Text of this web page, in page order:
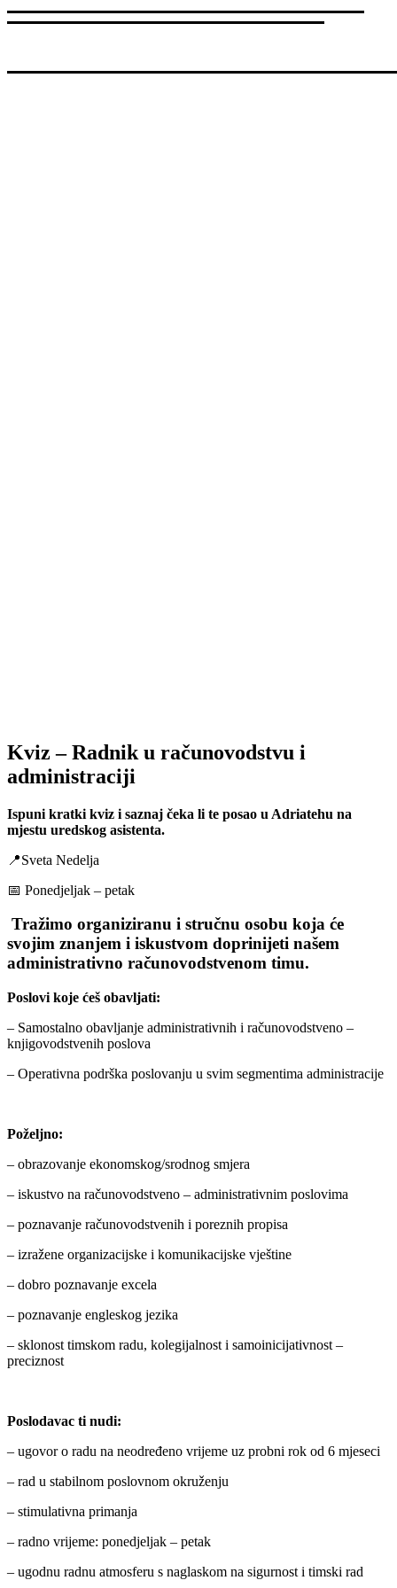
Kviz – Radnik u računovodstvu i
administraciji
Ispuni kratki kviz i saznaj čeka li te posao u Adriatehu na
mjestu uredskog asistenta.
📍Sveta Nedelja
📅 Ponedjeljak – petak
Tražimo organiziranu i stručnu osobu koja će
svojim znanjem i iskustvom doprinijeti našem
administrativno računovodstvenom timu.
Poslovi koje ćeš obavljati:
– Samostalno obavljanje administrativnih i računovodstveno –
knjigovodstvenih poslova
– Operativna podrška poslovanju u svim segmentima administracije
Poželjno:
– obrazovanje ekonomskog/srodnog smjera
– iskustvo na računovodstveno – administrativnim poslovima
– poznavanje računovodstvenih i poreznih propisa
– izražene organizacijske i komunikacijske vještine
– dobro poznavanje excela
– poznavanje engleskog jezika
– sklonost timskom radu, kolegijalnost i samoinicijativnost –
preciznost
Poslodavac ti nudi:
– ugovor o radu na neodređeno vrijeme uz probni rok od 6 mjeseci
– rad u stabilnom poslovnom okruženju
– stimulativna primanja
– radno vrijeme: ponedjeljak – petak
– ugodnu radnu atmosferu s naglaskom na sigurnost i timski rad